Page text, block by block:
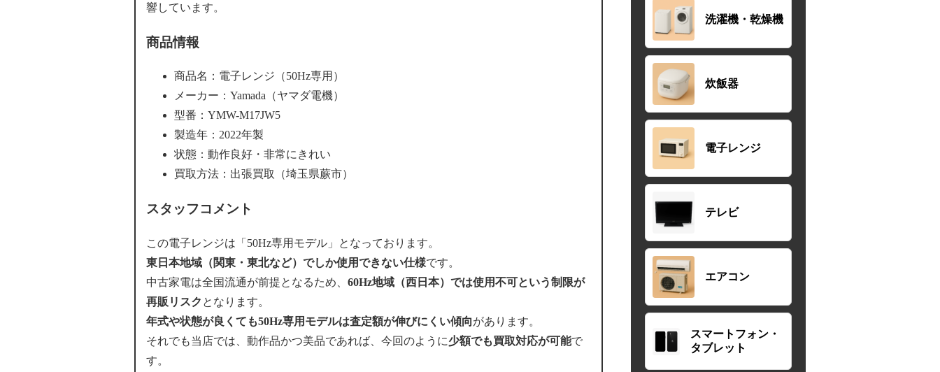
響しています。
商品情報
商品名：電子レンジ（50Hz専用）
メーカー：Yamada（ヤマダ電機）
型番：YMW-M17JW5
製造年：2022年製
状態：動作良好・非常にきれい
買取方法：出張買取（埼玉県蕨市）
スタッフコメント
この電子レンジは「50Hz専用モデル」となっております。
東日本地域（関東・東北など）でしか使用できない仕様です。
中古家電は全国流通が前提となるため、 60Hz地域（西日本）では使用不可という制限が
再販リスク となります。
年式や状態が良くても50Hz専用モデルは査定額が伸びにくい傾向があります。
それでも当店では、動作品かつ美品であれば、今回のように少額でも買取対応が可能で
す。
洗濯機・乾燥機
炊飯器
電子レンジ
テレビ
エアコン
スマートフォン・
タブレット